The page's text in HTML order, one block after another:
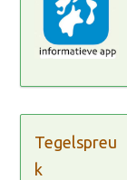
Tegelspreu
k